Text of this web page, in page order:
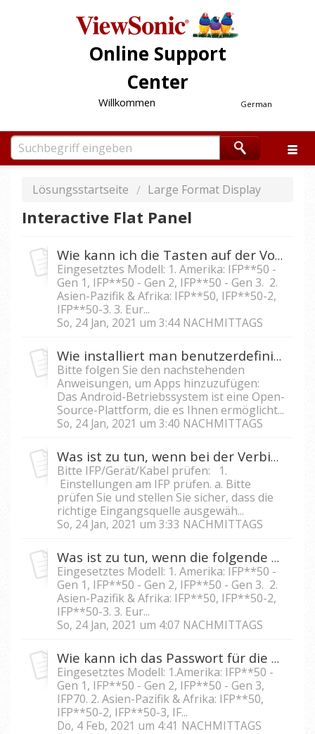
Online Support
Center
German
Willkommen
Lösungsstartseite Large Format Display
Interactive Flat Panel
Wie kann ich die Tasten auf der Vorderseite des IFP5550/IFP6550/IFP7550/IFP8650 sperren?
Eingesetztes Modell: 1. Amerika: IFP**50 -
Gen 1, IFP**50 - Gen 2, IFP**50 - Gen 3. 2.
Asien-Pazifik & Afrika: IFP**50, IFP**50-2,
IFP**50-3. 3. Eur...
So, 24 Jan, 2021 um 3:44 NACHMITTAGS
Wie installiert man benutzerdefinierte Apps im Android-Modul für Displays der IFP50-Serie?
Bitte folgen Sie den nachstehenden
Anweisungen, um Apps hinzuzufügen:
Das Android-Betriebssystem ist eine Open-
Source-Plattform, die es Ihnen ermöglicht...
So, 24 Jan, 2021 um 3:40 NACHMITTAGS
Was ist zu tun, wenn bei der Verbindung mit einem externen Gerät die Fehlermeldung "Kein Signal" auf meinem IFP erscheint?
Bitte IFP/Gerät/Kabel prüfen: 1.
Einstellungen am IFP prüfen. a. Bitte
prüfen Sie und stellen Sie sicher, dass die
richtige Eingangsquelle ausgewäh...
So, 24 Jan, 2021 um 3:33 NACHMITTAGS
Was ist zu tun, wenn die folgende Meldung auf meinem Gerät IFP5550/IFP6550/IFP 7550/IFP8650 schreint? "Das Gerät ist gesperrt, bitte verwenden Sie die U-Scheibe zum Entsperren"?
Eingesetztes Modell: 1. Amerika: IFP**50 -
Gen 1, IFP**50 - Gen 2, IFP**50 - Gen 3. 2.
Asien-Pazifik & Afrika: IFP**50, IFP**50-2,
IFP**50-3. 3. Eur...
So, 24 Jan, 2021 um 4:07 NACHMITTAGS
Wie kann ich das Passwort für die Bildschirmsperre des IFP5550/IFP6550/IFP7550/IFP8650 zurücksetzen?
Eingesetztes Modell: 1.Amerika: IFP**50 -
Gen 1, IFP**50 - Gen 2, IFP**50 - Gen 3,
IFP70. 2. Asien-Pazifik & Afrika: IFP**50,
IFP**50-2, IFP**50-3, IF...
Do, 4 Feb, 2021 um 4:41 NACHMITTAGS